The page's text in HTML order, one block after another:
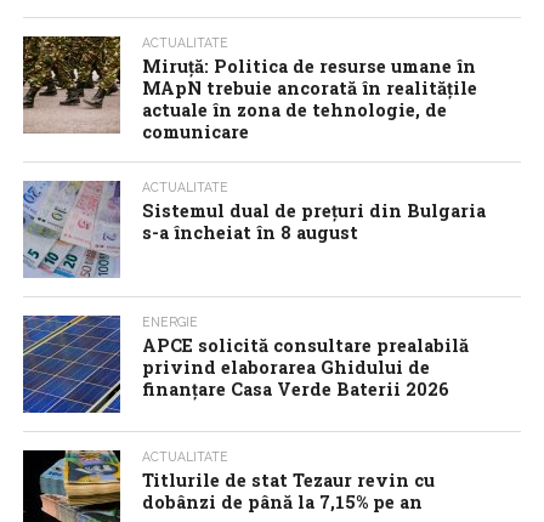
ACTUALITATE
Miruță: Politica de resurse umane în
MApN trebuie ancorată în realitățile
actuale în zona de tehnologie, de
comunicare
ACTUALITATE
Sistemul dual de prețuri din Bulgaria
s-a încheiat în 8 august
ENERGIE
APCE solicită consultare prealabilă
privind elaborarea Ghidului de
finanțare Casa Verde Baterii 2026
ACTUALITATE
Titlurile de stat Tezaur revin cu
dobânzi de până la 7,15% pe an